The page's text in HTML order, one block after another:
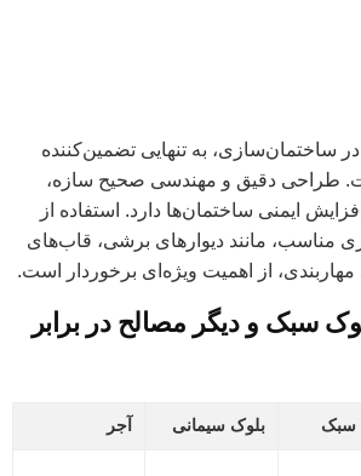
ساختمان‌سازی، به تنهایی تضمین‌کننده
طراحی دقیق و مهندسی صحیح سازه،
ایمنی ساختمان‌ها دارد. استفاده از
مناسب، مانند دیوارهای برشی، قاب‌های
از اهمیت ویژه‌ای برخوردار است.
سبک و دیگر مصالح در برابر
سبک بلوک سیمانی آجر